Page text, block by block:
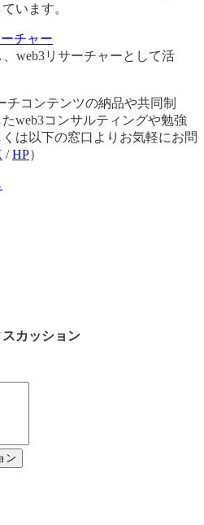
います。
チャー
、web3リサーチャーとして活
チコンテンツの納品や共同制
web3コンサルティングや勉強
は以下の窓口よりお気軽にお問
/HP）
カッション
ン